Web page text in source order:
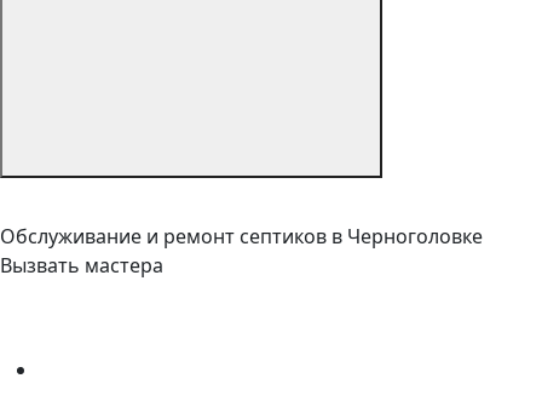
Обслуживание и ремонт септиков в Черноголовке
Вызвать мастера